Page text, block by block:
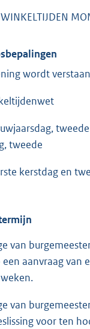
wordt
tweede
kerstdag en
van
een aanvraag van
van
voor ten